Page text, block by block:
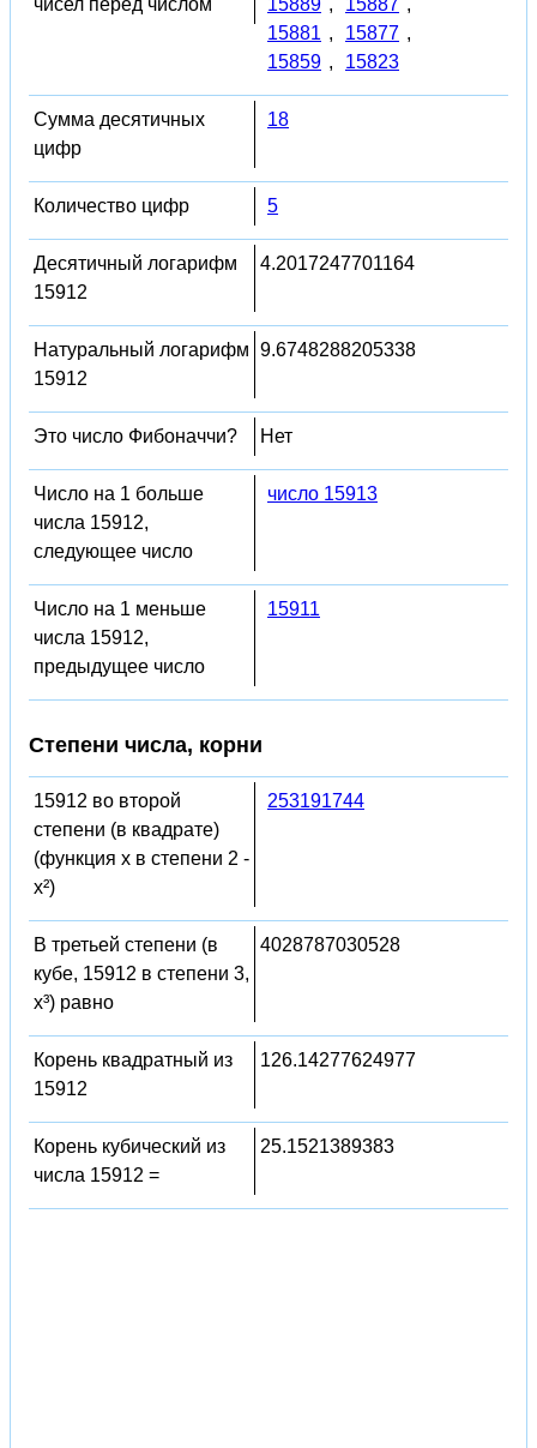
15881 , 15877 ,
15859 , 15823
Сумма десятичных
цифр
18
Количество цифр 5
Десятичный логарифм
15912
4.2017247701164
Натуральный логарифм
15912
9.6748288205338
Это число Фибоначчи? Нет
Число на 1 больше
числа 15912,
следующее число
число 15913
Число на 1 меньше
числа 15912,
предыдущее число
15911
Степени числа, корни
15912 во второй
степени (в квадрате)
(функция x в степени 2 -
x²)
253191744
В третьей степени (в
кубе, 15912 в степени 3,
x³) равно
4028787030528
Корень квадратный из
15912
126.14277624977
Корень кубический из
числа 15912 =
25.1521389383